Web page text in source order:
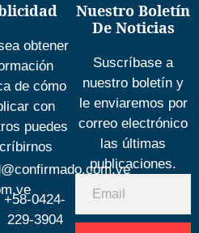
obtener
de cómo
con
puedes
+58-0424-
229-3904
Nuestro Boletín
De Noticias
Suscríbase a
nuestro boletín y
le enviaremos por
correo electrónico
las últimas
publicaciones.